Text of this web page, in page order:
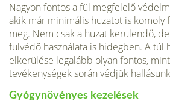
Nagyon fontos a fül megfelelő
akik már minimális huzatot is komoly
meg. Nem csak a huzat kerülendő,
fülvédő használata is hidegben. A túl
elkerülése legalább olyan fontos,
tevékenységek során védjük
Gyógynövényes kezelések